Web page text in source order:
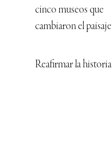
cinco museos que
cambiaron el paisaje
Reafirmar la historia